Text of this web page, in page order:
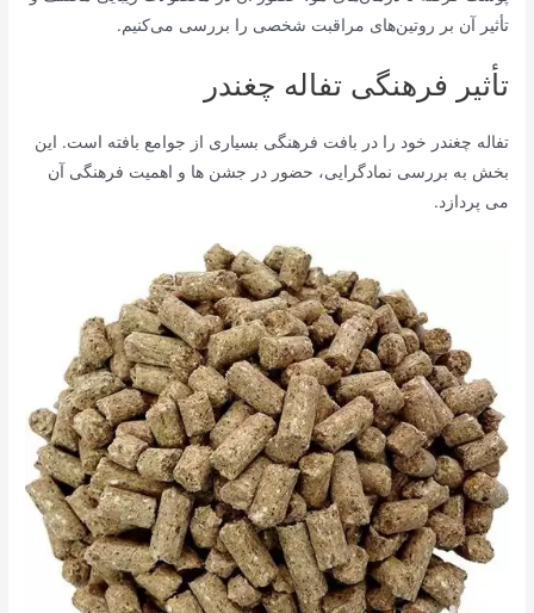
تأثیر آن بر روتین‌های مراقبت شخصی را بررسی می‌کنیم.
تأثیر فرهنگی تفاله چغندر
تفاله چغندر خود را در بافت فرهنگی بسیاری از جوامع بافته است. این
بخش به بررسی نمادگرایی، حضور در جشن ها و اهمیت فرهنگی آن
می پردازد.